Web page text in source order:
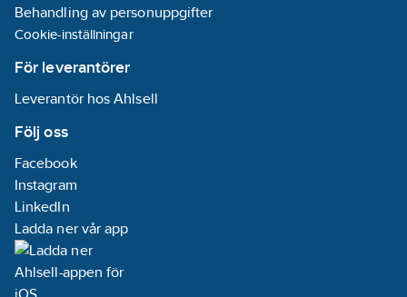
Behandling av personuppgifter
Cookie-inställningar
För leverantörer
Leverantör hos Ahlsell
Följ oss
Facebook
Instagram
LinkedIn
Ladda ner vår app